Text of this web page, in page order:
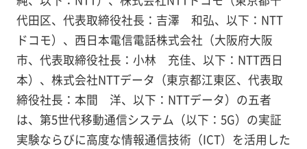
代田区、代表取締役社長：吉澤 和弘、以下：NTT
ドコモ）、西日本電信電話株式会社（大阪府大阪
市、代表取締役社長：小林 充佳、以下：NTT西日
本）、株式会社NTTデータ（東京都江東区、代表取
締役社長：本間 洋、以下：NTTデータ）の五者
は、第5世代移動通信システム（以下：5G）の実証
実験ならびに高度な情報通信技術（ICT）を活用した